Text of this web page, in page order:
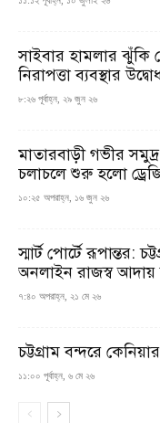
সাইবার হামলার ঝুঁকি
নিরাপত্তা ব্যবস্থার
৮:২৬ পূর্বাহ্ন, ২৯ জুন ২৬
মাতারবাড়ী গভীর
চলাচলে শুরু হলো
১০:২৫ অপরাহ্ন, ১৬ জুন ২৬
স্মার্ট পোর্টে রূপান্তর:
অনলাইন রাজস্ব আদায়
৭:৪০ অপরাহ্ন, ২১ মে ২৬
চট্টগ্রাম বন্দরে
১১:০০ পূর্বাহ্ন, ৬ মে ২৬